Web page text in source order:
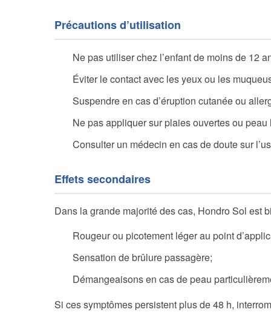
Précautions d’utilisation
Ne pas utiliser chez l’enfant de moins de 12
Éviter le contact avec les yeux ou les
Suspendre en cas d’éruption cutanée ou
Ne pas appliquer sur plaies ouvertes ou peau
Consulter un médecin en cas de doute sur
Effets secondaires
Dans la grande majorité des cas, Hondro Sol est
Rougeur ou picotement léger au point
Sensation de brûlure passagère;
Démangeaisons en cas de peau
Si ces symptômes persistent plus de 48 h,